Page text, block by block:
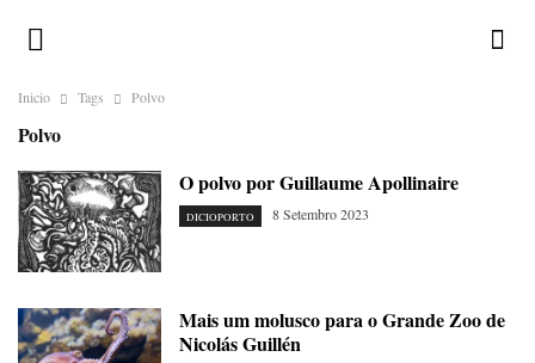
Inicio Tags Polvo
Polvo
O polvo por Guillaume Apollinaire
DICIOPORTO 8 Setembro 2023
Mais um molusco para o Grande Zoo de
Nicolás Guillén